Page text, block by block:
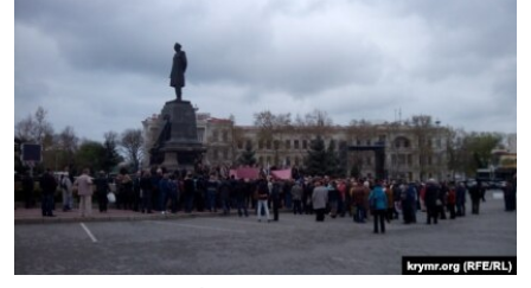
пошуку
ДЕПОРТАЦІЯ
ВІДЕОУРОКИ «ELIFBE»
СВІДЧЕННЯ ОКУПАЦІЇ
УКРАЇНСЬКА ПРОБЛЕМА КРИМУ
ЯК ОБІЙТИ БЛОКУВАННЯ
Русский
Qırımtatar